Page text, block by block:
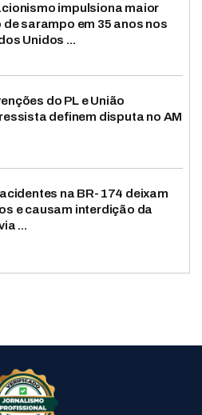
impulsiona maior
de sarampo em 35 anos nos
Unidos ...
do PL e União
definem disputa no AM
na BR-174 deixam
e causam interdição da
...